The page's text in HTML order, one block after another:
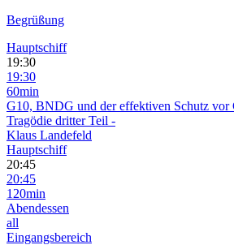
Begrüßung
Hauptschiff
19:30
19:30
60min
G10, BNDG und der effektiven Schutz vor
Tragödie dritter Teil -
Klaus Landefeld
Hauptschiff
20:45
20:45
120min
Abendessen
all
Eingangsbereich